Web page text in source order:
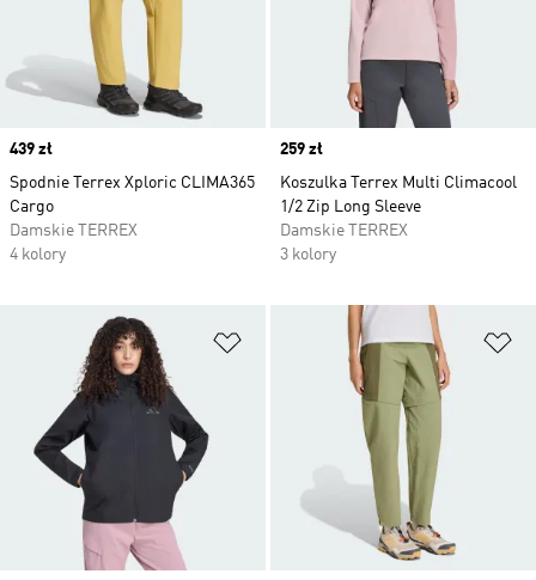
Price
439 zł
Spodnie Terrex Xploric CLIMA365
Cargo
Damskie TERREX
4 kolory
Price
259 zł
Koszulka Terrex Multi Climacool
1/2 Zip Long Sleeve
Damskie TERREX
3 kolory
Dodaj do listy życzeń